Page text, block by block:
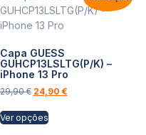
Capa GUESS
GUHCP13LSLTG(P/K) –
iPhone 13 Pro
29,90€ 24,90 €
Ver opções